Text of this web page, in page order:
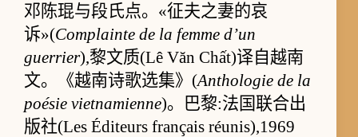
邓陈琨与段氏点。«征夫之妻的哀
诉»(Complainte de la femme d’un
guerrier),黎文质(Lê Văn Chất)译自越南
文。《越南诗歌选集》(Anthologie de la
poésie vietnamienne)。巴黎:法国联合出
版社(Les Éditeurs français réunis),1969